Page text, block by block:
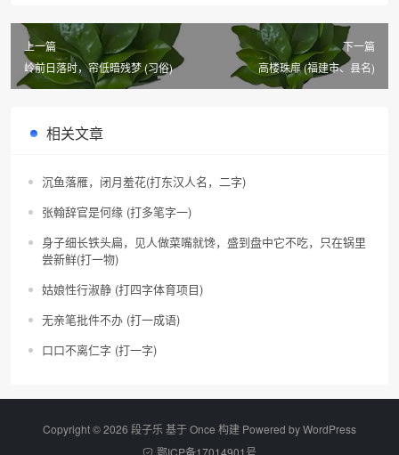
上一篇
岭前日落时，帘低暗残梦 (习俗)
下一篇
高楼珠扉 (福建市、县名)
相关文章
沉鱼落雁，闭月羞花(打东汉人名，二字)
张翰辞官是何缘 (打多笔字一)
身子细长铁头扁，见人做菜嘴就馋，盛到盘中它不吃，只在锅里
尝新鲜(打一物)
姑娘性行淑静 (打四字体育项目)
无亲笔批件不办 (打一成语)
口口不离仁字 (打一字)
Copyright © 2026 段子乐 基于 Once 构建 Powered byWordPress
鄂ICP备17014901号